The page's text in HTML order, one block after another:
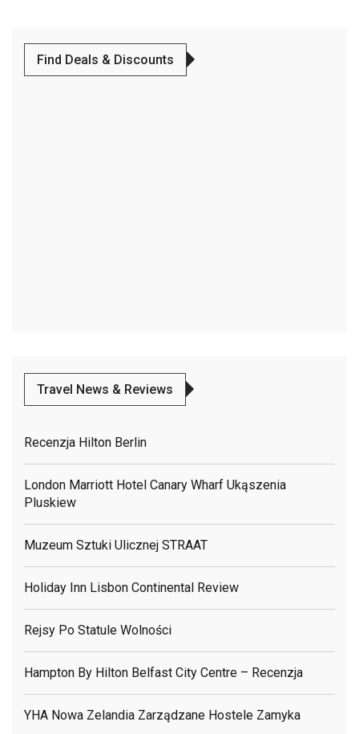
Find Deals & Discounts
Travel News & Reviews
Recenzja Hilton Berlin
London Marriott Hotel Canary Wharf Ukąszenia
Pluskiew
Muzeum Sztuki Ulicznej STRAAT
Holiday Inn Lisbon Continental Review
Rejsy Po Statule Wolności
Hampton By Hilton Belfast City Centre – Recenzja
YHA Nowa Zelandia Zarządzane Hostele Zamyka